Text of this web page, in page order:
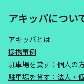
アキッパについ
アキッパとは
提携事例
駐車場を貸す：個人の
駐車場を貸す：法人・